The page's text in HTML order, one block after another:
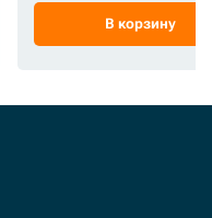
В корзину